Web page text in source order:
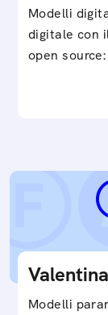
Modelli
digitale con
open
Modelli